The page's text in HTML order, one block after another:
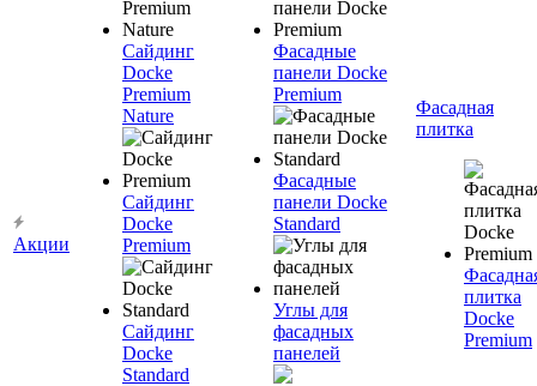
Акции
Сайдинг
Docke
Premium
Nature
Сайдинг
Docke
Premium
Сайдинг
Docke
Standard
Фасадные
панели Docke
Premium
Фасадные
панели Docke
Standard
Углы для
фасадных
панелей
Фасадная
плитка
плитка
Docke
Premium